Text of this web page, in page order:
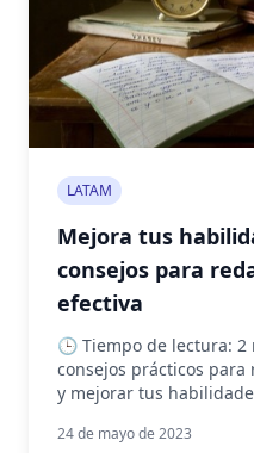
LATAM
Mejora tus
consejos para
efectiva
🕒 Tiempo de lectura:
consejos prácticos
y mejorar tus
24 de mayo de 2023